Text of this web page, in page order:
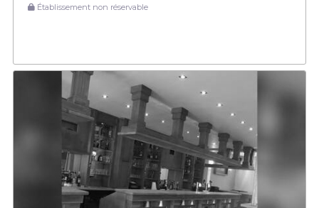
Établissement non réservable